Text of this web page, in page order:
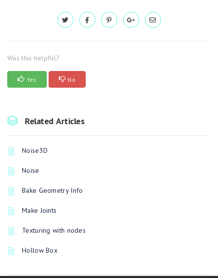
Was this helpful?
Yes No
Related Articles
Noise3D
Noise
Bake Geometry Info
Make Joints
Texturing with nodes
Hollow Box